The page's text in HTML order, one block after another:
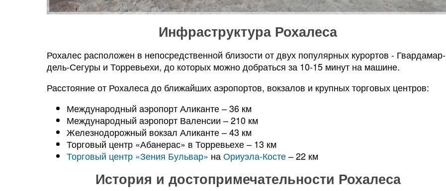
Инфраструктура Рохалеса
Рохалес расположен в непосредственной близости от двух популярных курортов - Гвардамар-
дель-Сегуры и Торревьехи, до которых можно добраться за 10-15 минут на машине.
Расстояние от Рохалеса до ближайших аэропортов, вокзалов и крупных торговых центров:
Международный аэропорт Аликанте – 36 км
Международный аэропорт Валенсии – 210 км
Железнодорожный вокзал Аликанте – 43 км
Торговый центр «Абанерас» в Торревьехе – 13 км
Торговый центр «Зения Бульвар» наОриуэла-Косте– 22 км
История и достопримечательности Рохалеса